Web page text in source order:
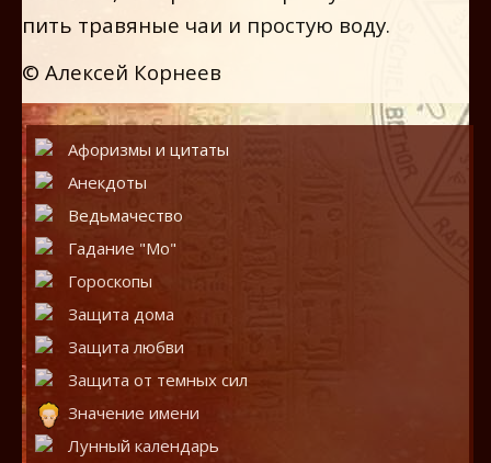
пить травяные чаи и простую воду.
© Алексей Корнеев
Афоризмы и цитаты
Анекдоты
Ведьмачество
Гадание "Мо"
Гороскопы
Защита дома
Защита любви
Защита от темных сил
Значение имени
Лунный календарь